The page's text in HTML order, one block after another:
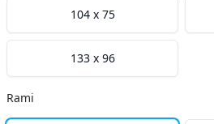
104 x 75
133 x 96
Rami